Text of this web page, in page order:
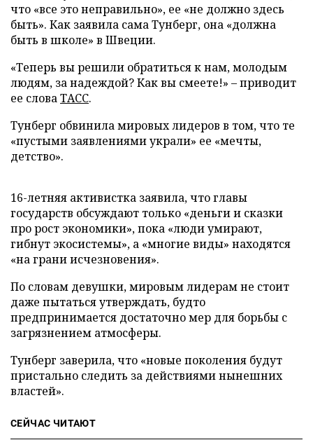
что «все это неправильно», ее «не должно здесь
быть». Как заявила сама Тунберг, она «должна
быть в школе» в Швеции.
«Теперь вы решили обратиться к нам, молодым
людям, за надеждой? Как вы смеете!» – приводит
ее словаТАСС.
Тунберг обвинила мировых лидеров в том, что те
«пустыми заявлениями украли» ее «мечты,
детство».
16-летняя активистка заявила, что главы
государств обсуждают только «деньги и сказки
про рост экономики», пока «люди умирают,
гибнут экосистемы», а «многие виды» находятся
«на грани исчезновения».
По словам девушки, мировым лидерам не стоит
даже пытаться утверждать, будто
предпринимается достаточно мер для борьбы с
загрязнением атмосферы.
Тунберг заверила, что «новые поколения будут
пристально следить за действиями нынешних
властей».
СЕЙЧАС ЧИТАЮТ